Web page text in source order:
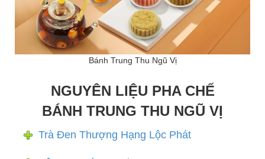
Bánh Trung Thu Ngũ Vị
NGUYÊN LIỆU PHA CHẾ
BÁNH TRUNG THU NGŨ VỊ
Trà Đen Thượng Hạng Lộc Phát